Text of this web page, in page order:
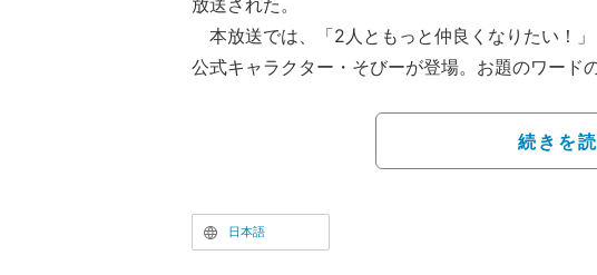
放送された。
本放送では、「2人ともっと仲良くなりたい！
公式キャラクター・そびーが登場。お題のワード
「そびーと“だもも〜”ゲーム」や、先週好評だった
ティーゲーム『マリオパーティ』などであそび、
続きを
日本語